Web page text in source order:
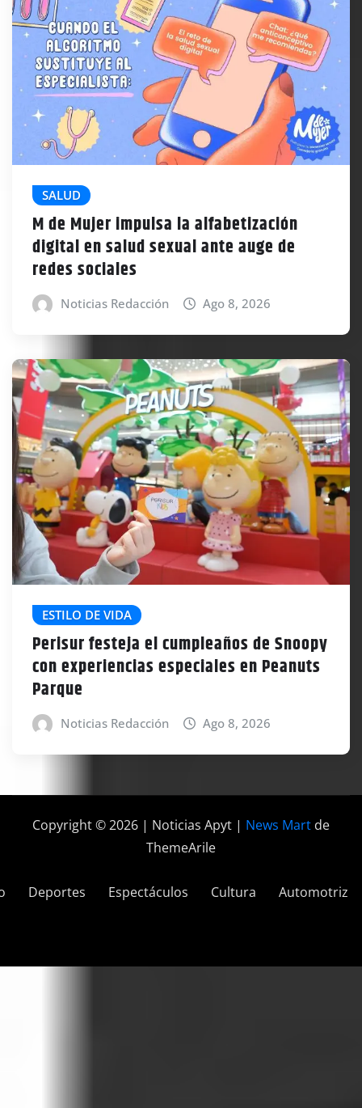
SALUD
M de Mujer impulsa la alfabetización
digital en salud sexual ante auge de
redes sociales
Noticias Redacción Ago 8, 2026
ESTILO DE VIDA
Perisur festeja el cumpleaños de Snoopy
con experiencias especiales en Peanuts
Parque
Noticias Redacción Ago 8, 2026
Copyright © 2026 | Noticias Apyt | News Mart de
ThemeArile
Deportes Espectáculos Cultura Automotriz